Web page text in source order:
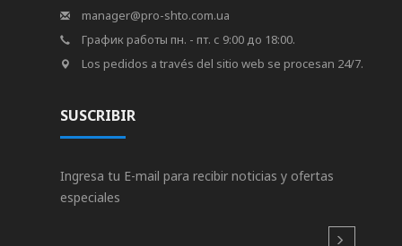
manager@pro-shto.com.ua
График работы пн. - пт. с 9:00 до 18:00.
Los pedidos a través del sitio web se procesan 24/7.
SUSCRIBIR
Ingresa tu E-mail para recibir noticias y ofertas
especiales